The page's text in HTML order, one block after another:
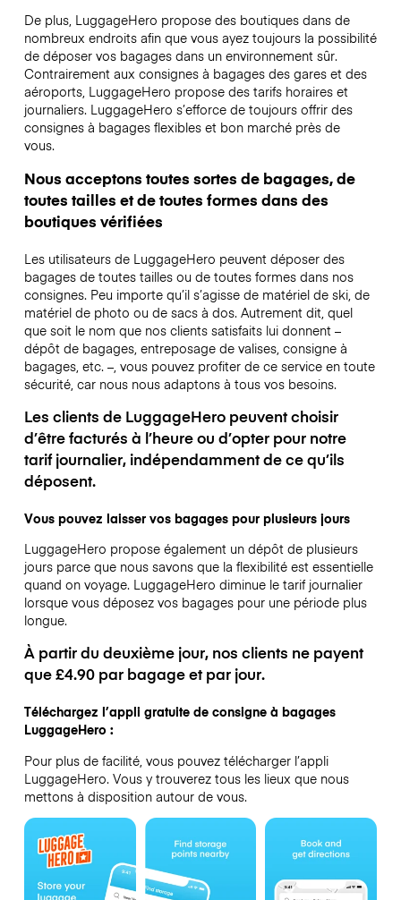
De plus, LuggageHero propose des boutiques dans de
nombreux endroits afin que vous ayez toujours la possibilité
de déposer vos bagages dans un environnement sûr.
Contrairement aux consignes à bagages des gares et des
aéroports, LuggageHero propose des tarifs horaires et
journaliers. LuggageHero s’efforce de toujours offrir des
consignes à bagages flexibles et bon marché près de
vous.
Nous acceptons toutes sortes de bagages, de
toutes tailles et de toutes formes dans des
boutiques vérifiées
Les utilisateurs de LuggageHero peuvent déposer des
bagages de toutes tailles ou de toutes formes dans nos
consignes. Peu importe qu’il s’agisse de matériel de ski, de
matériel de photo ou de sacs à dos. Autrement dit, quel
que soit le nom que nos clients satisfaits lui donnent –
dépôt de bagages, entreposage de valises, consigne à
bagages, etc. –, vous pouvez profiter de ce service en toute
sécurité, car nous nous adaptons à tous vos besoins.
Les clients de LuggageHero peuvent choisir
d’être facturés à l’heure ou d’opter pour notre
tarif journalier, indépendamment de ce qu’ils
déposent.
Vous pouvez laisser vos bagages pour plusieurs jours
LuggageHero propose également un dépôt de plusieurs
jours parce que nous savons que la flexibilité est essentielle
quand on voyage. LuggageHero diminue le tarif journalier
lorsque vous déposez vos bagages pour une période plus
longue.
À partir du deuxième jour, nos clients ne payent
que £4.90 par bagage et par jour.
Téléchargez l’appli gratuite de consigne à bagages
LuggageHero :
Pour plus de facilité, vous pouvez télécharger l’appli
LuggageHero. Vous y trouverez tous les lieux que nous
mettons à disposition autour de vous.